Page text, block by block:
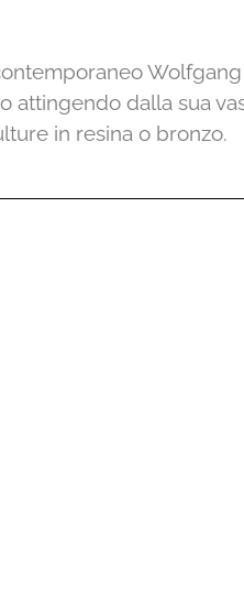
attingendo dalla sua
in resina o bronzo.